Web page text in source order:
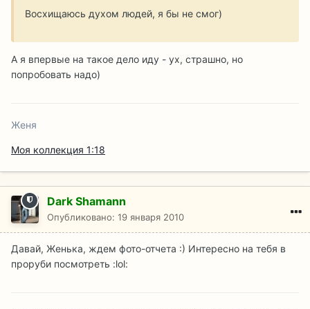
Восхищаюсь духом людей, я бы не смог)
А я впервые на такое дело иду - ух, страшно, но
попробовать надо)
Женя
Моя коллекция 1:18
Dark Shamann
Опубликовано: 19 января 2010
Давай, Женька, ждем фото-отчета :) Интересно на тебя в
проруби посмотреть :lol: